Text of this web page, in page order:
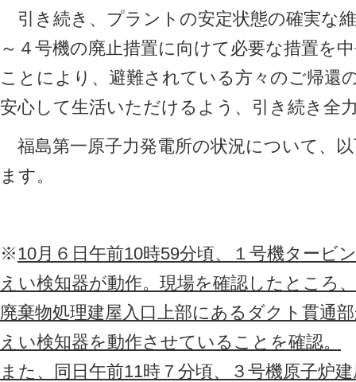
引き続き、プラントの安定状態の確実な
～４号機の廃止措置に向けて必要な措置を
ことにより、避難されている方々のご帰還
安心して生活いただけるよう、引き続き全
福島第一原子力発電所の状況について、
ます。
※10月６日午前10時59分頃、１号機タービ
えい検知器が動作。現場を確認したところ
廃棄物処理建屋入口上部にあるダクト貫通
えい検知器を動作させていることを確認。
また、同日午前11時７分頃、３号機原子炉